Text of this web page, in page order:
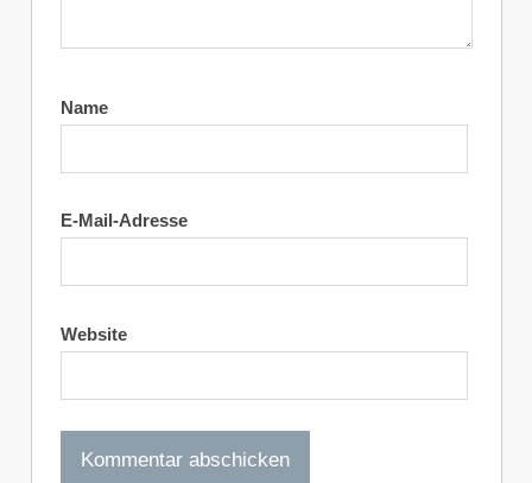
Name
E-Mail-Adresse
Website